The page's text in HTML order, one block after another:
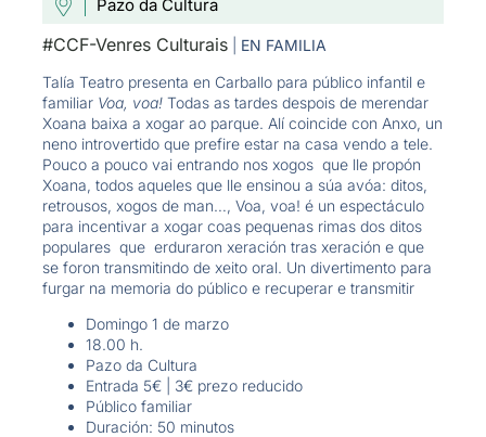
Pazo da Cultura
#CCF-Venres Culturais| EN FAMILIA
Talía Teatro presenta en Carballo para público infantil e
familiar Voa, voa!Todas as tardes despois de merendar
Xoana baixa a xogar ao parque. Alí coincide con Anxo, un
neno introvertido que prefire estar na casa vendo a tele.
Pouco a pouco vai entrando nos xogos que lle propón
Xoana, todos aqueles que lle ensinou a súa avóa: ditos,
retrousos, xogos de man…, Voa, voa! é un espectáculo
para incentivar a xogar coas pequenas rimas dos ditos
populares que erduraron xeración tras xeración e que
se foron transmitindo de xeito oral. Un divertimento para
furgar na memoria do público e recuperar e transmitir
Domingo 1 de marzo
18.00 h.
Pazo da Cultura
Entrada 5€ | 3€ prezo reducido
Público familiar
Duración: 50 minutos